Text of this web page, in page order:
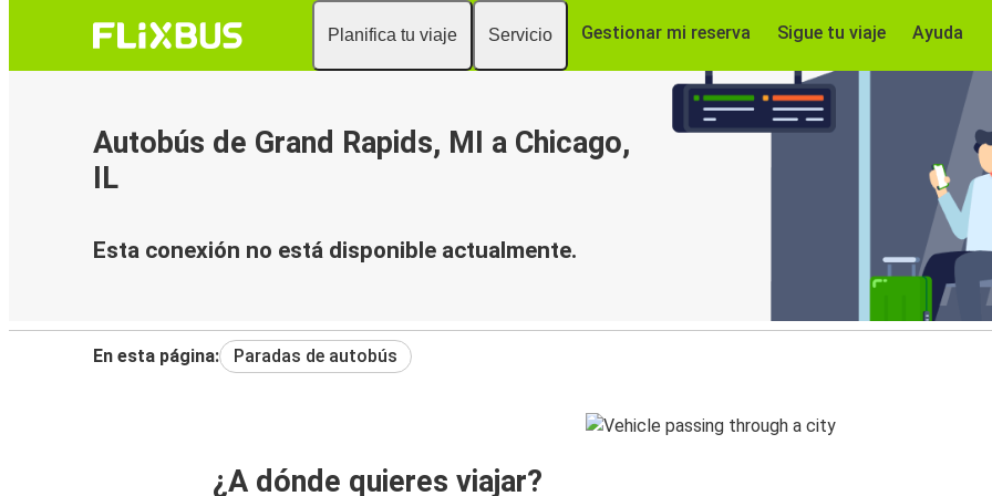
Planifica tu viaje Servicio Gestionar mi reserva Sigue tu viaje Ayuda
Autobús de Grand Rapids, MI a Chicago,
IL
Esta conexión no está disponible actualmente.
En esta página: Paradas de autobús
¿A dónde quieres viajar?